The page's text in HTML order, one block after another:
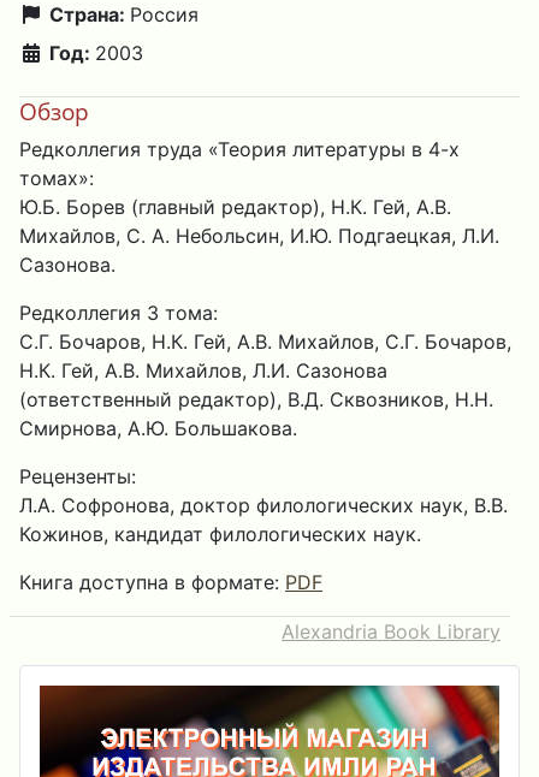
Страна: Россия
Год: 2003
Обзор
Редколлегия труда «Теория литературы в 4-х
томах»:
Ю.Б. Борев (главный редактор), Н.К. Гей, А.В.
Михайлов, С. А. Небольсин, И.Ю. Подгаецкая, Л.И.
Сазонова.
Редколлегия 3 тома:
С.Г. Бочаров, Н.К. Гей, А.В. Михайлов, С.Г. Бочаров,
Н.К. Гей, А.В. Михайлов, Л.И. Сазонова
(ответственный редактор), В.Д. Сквозников, Н.Н.
Смирнова, А.Ю. Большакова.
Рецензенты:
Л.А. Софронова, доктор филологических наук, В.В.
Кожинов, кандидат филологических наук.
Книга доступна в формате: PDF
Alexandria Book Library